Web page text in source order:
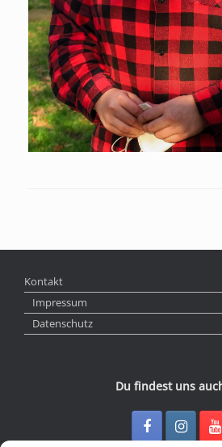
Kontakt
Impressum
Datenschutz
Du findest uns